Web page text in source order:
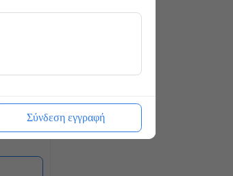
Σύνδεση εγγραφή